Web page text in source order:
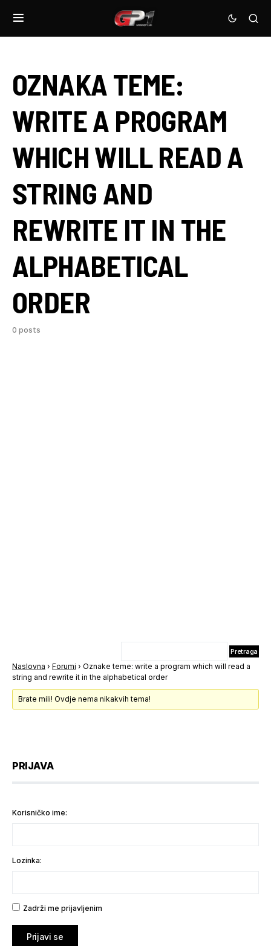
OZNAKA TEME:
WRITE A PROGRAM
WHICH WILL READ A
STRING AND
REWRITE IT IN THE
ALPHABETICAL
ORDER
0 posts
Naslovna › Forumi › Oznake teme: write a program which will read a
string and rewrite it in the alphabetical order
Brate mili! Ovdje nema nikakvih tema!
PRIJAVA
Korisničko ime:
Lozinka:
Zadrži me prijavljenim
Prijavi se